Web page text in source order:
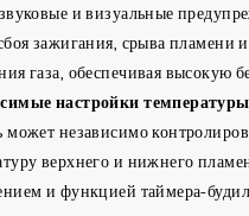
и визуальные
зажигания, срыва пламени
газа, обеспечивая высокую
настройки температуры
может независимо
верхнего и нижнего
и функцией таймера-